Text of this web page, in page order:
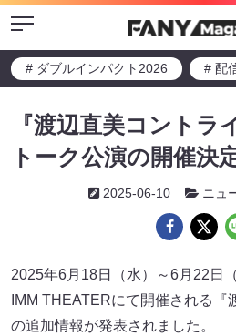
Menu
# ダブルインパクト2026 # 配
『渡辺直美コントラ
トーク公演の開催決
2025-06-10 ニュ
2025年6月18日（水）～6月22日
IMM THEATERにて開催される『
の追加情報が発表されました。